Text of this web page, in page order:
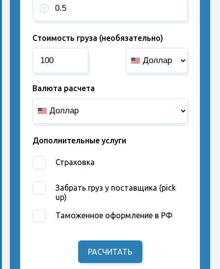
Стоимость груза (необязательно)
Валюта расчета
Дополнительные услуги
Страховка
Забрать груз у поставщика (pick
up)
Таможенное оформление в РФ
РАСЧИТАТЬ